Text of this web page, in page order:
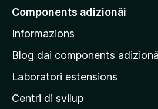
e
a
g
i
n
Components adizionâi
Informazions
Blog dai components
Laboratori estensions
Centri di svilup